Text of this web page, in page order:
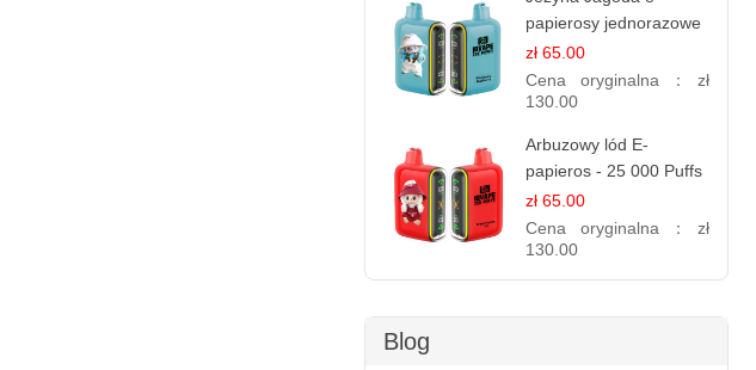
papierosy jednorazowe
- 25 000 Puffs
zł 65.00
Cena oryginalna： zł
130.00
Arbuzowy lód E-
papieros - 25 000 Puffs
zł 65.00
Cena oryginalna： zł
130.00
Blog